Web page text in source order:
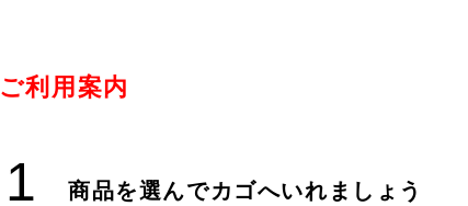
ご利用案内
1 商品を選んでカゴへいれましょう